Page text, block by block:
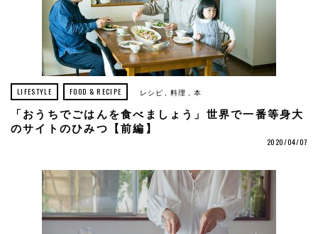
LIFESTYLE FOOD & RECIPE レシピ 料理 本
「おうちでごはんを食べましょう」世界で一番等身大
のサイトのひみつ【前編】
2020/04/07